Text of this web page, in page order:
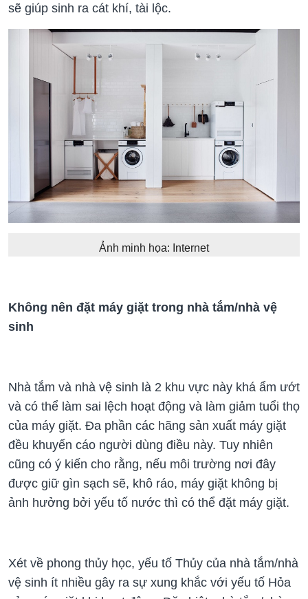
sẽ giúp sinh ra cát khí, tài lộc.
Ảnh minh họa: Internet
Không nên đặt máy giặt trong nhà tắm/nhà vệ
sinh
Nhà tắm và nhà vệ sinh là 2 khu vực này khá ẩm ướt
và có thể làm sai lệch hoạt động và làm giảm tuổi thọ
của máy giặt. Đa phần các hãng sản xuất máy giặt
đều khuyến cáo người dùng điều này. Tuy nhiên
cũng có ý kiến cho rằng, nếu môi trường nơi đây
được giữ gìn sạch sẽ, khô ráo, máy giặt không bị
ảnh hưởng bởi yếu tố nước thì có thể đặt máy giặt.
Xét về phong thủy học, yếu tố Thủy của nhà tắm/nhà
vệ sinh ít nhiều gây ra sự xung khắc với yếu tố Hỏa